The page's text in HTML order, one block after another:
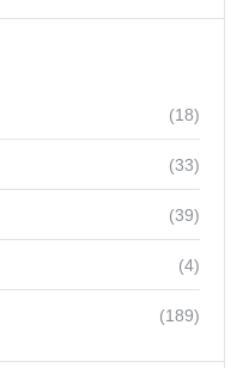
(18)
(33)
(39)
(4)
(189)